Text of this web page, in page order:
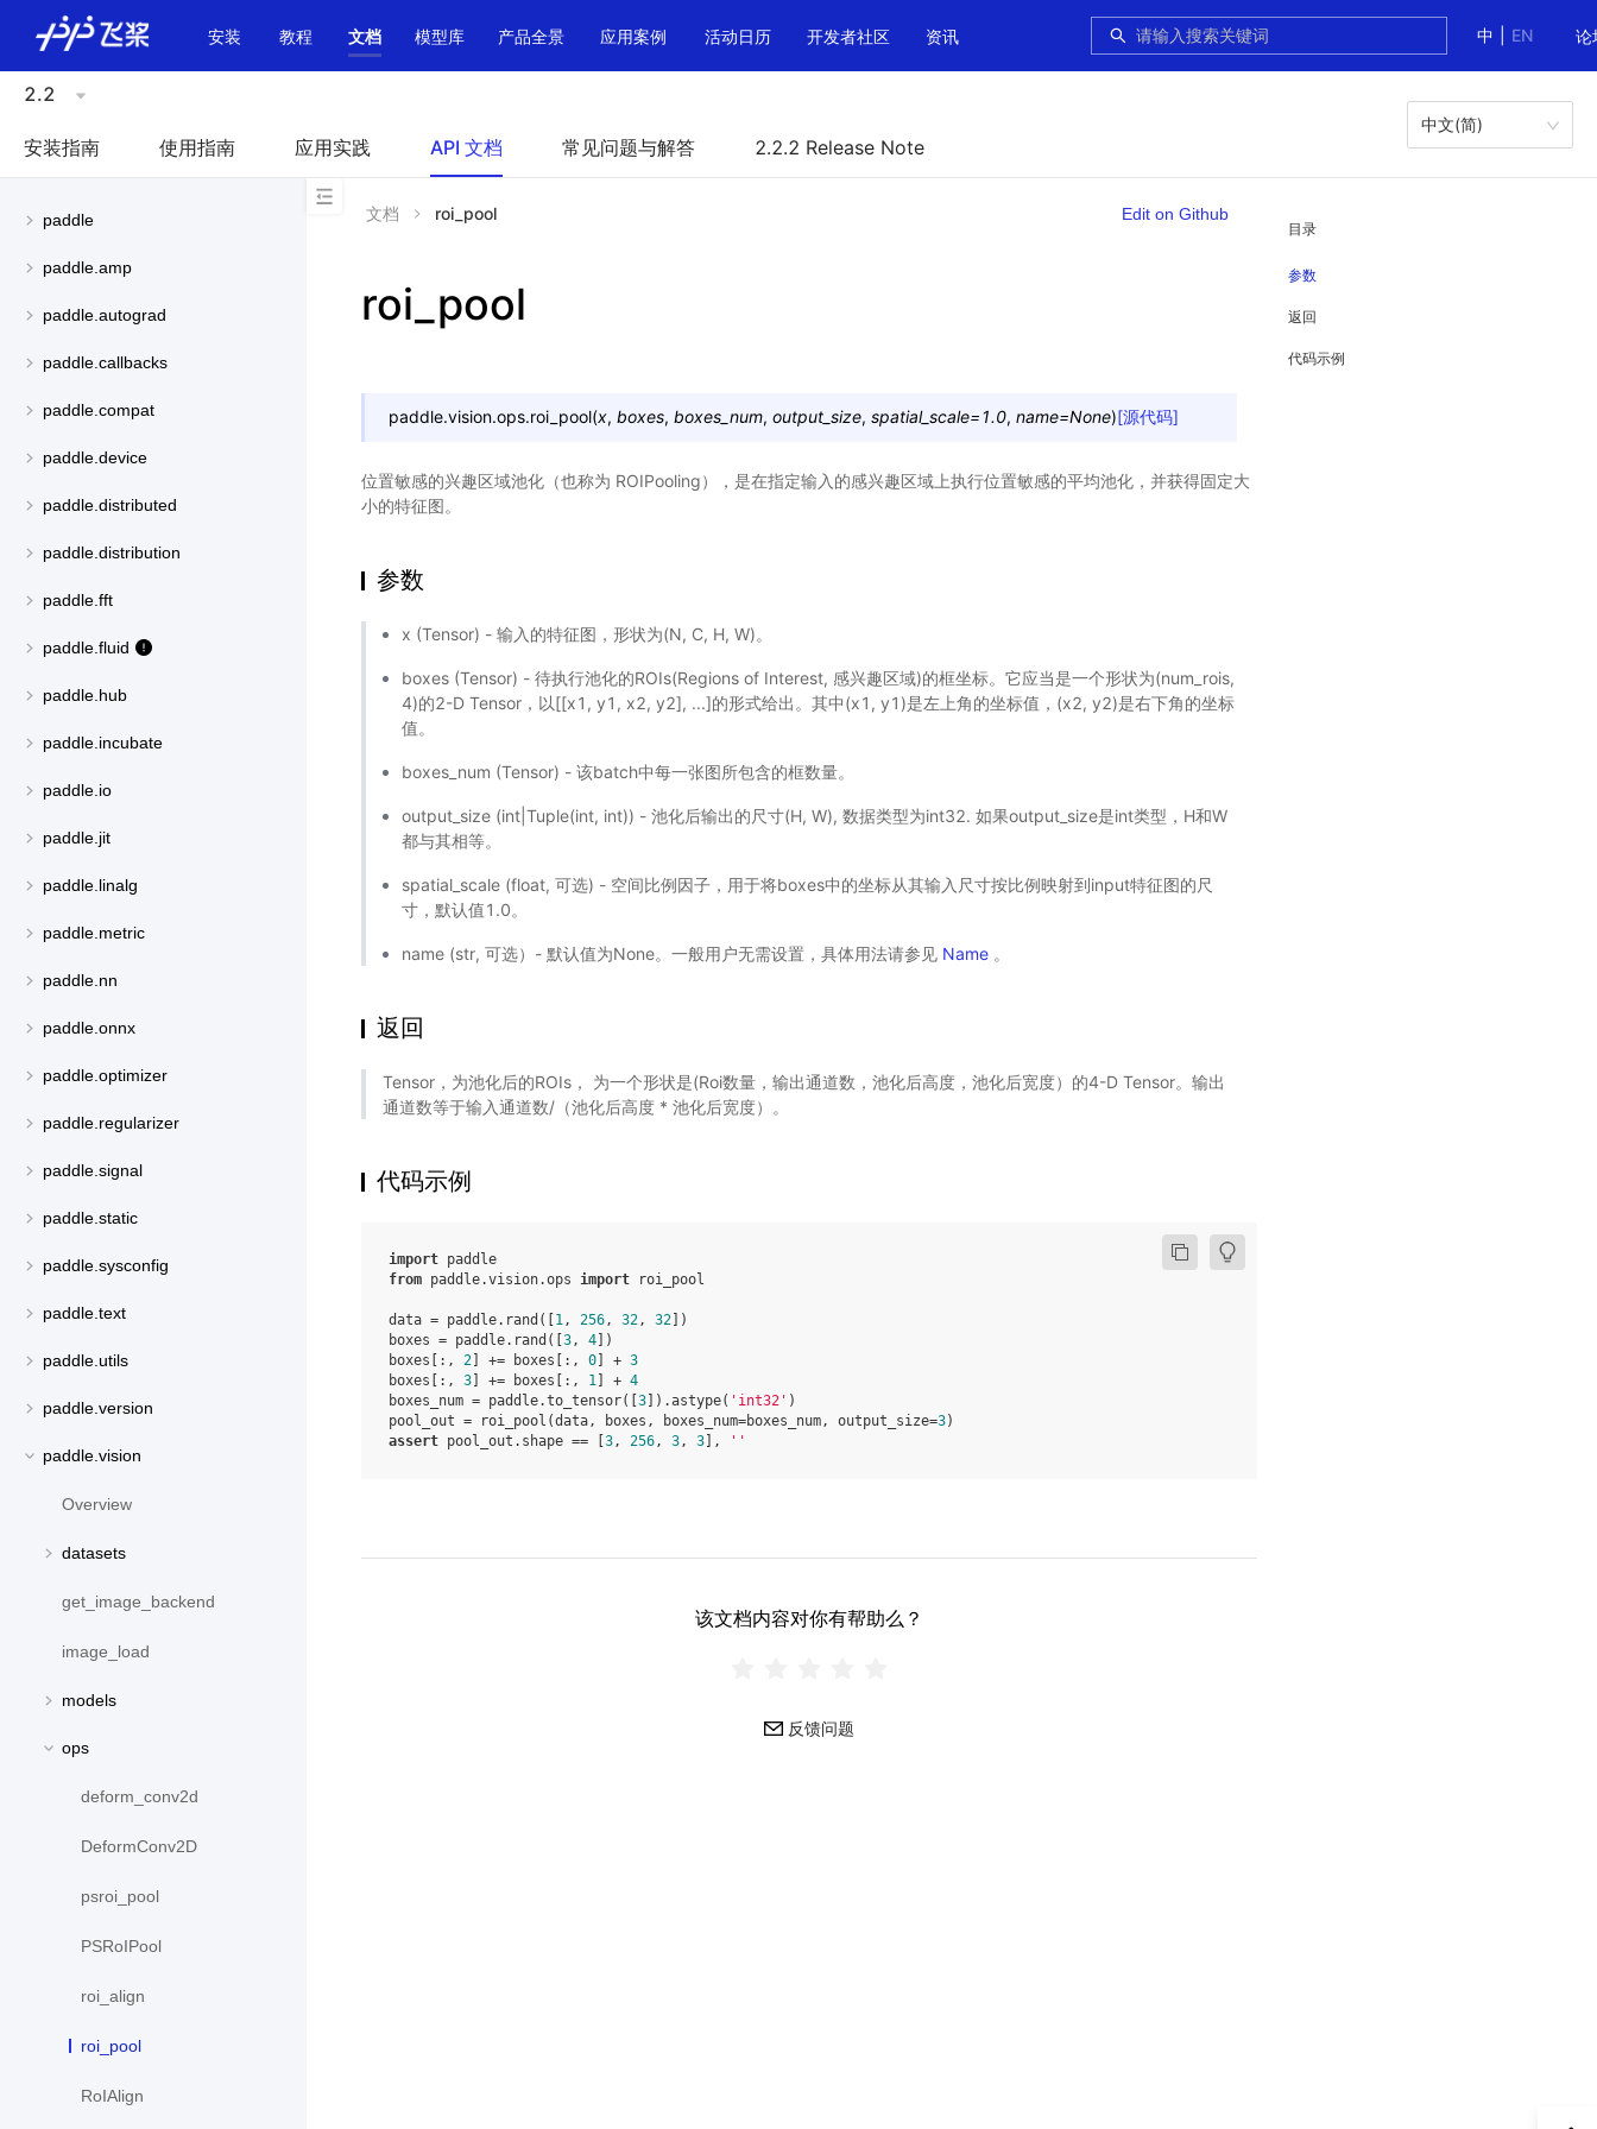
中
EN 论
安装 教程 文档 模型库 产品全景 应用案例 活动日历 开发者社区 资讯
2.2
安装指南 使用指南 应用实践 API 文档 常见问题与解答 2.2.2 Release Note
中文(简)
paddle
paddle.amp
paddle.autograd
paddle.callbacks
paddle.compat
paddle.device
paddle.distributed
paddle.distribution
paddle.fft
paddle.fluid
paddle.hub
paddle.incubate
paddle.io
paddle.jit
paddle.linalg
paddle.metric
paddle.nn
paddle.onnx
paddle.optimizer
paddle.regularizer
paddle.signal
paddle.static
paddle.sysconfig
paddle.text
paddle.utils
paddle.version
paddle.vision
Overview
datasets
get_image_backend
image_load
models
ops
deform_conv2d
DeformConv2D
psroi_pool
PSRoIPool
roi_align
roi_pool
RoIAlign
目录
参数
返回
代码示例
文档 roi_pool Edit on Github
roi_pool
paddle.vision.ops.roi_pool(x, boxes, boxes_num, output_size, spatial_scale=1.0, name=None)[源代码]
位置敏感的兴趣区域池化（也称为 ROIPooling），是在指定输入的感兴趣区域上执行位置敏感的平均池化，并获得固定大
小的特征图。
参数
x (Tensor) - 输入的特征图，形状为(N, C, H, W)。
boxes (Tensor) - 待执行池化的ROIs(Regions of Interest, 感兴趣区域)的框坐标。它应当是一个形状为(num_rois,
4)的2-D Tensor，以[[x1, y1, x2, y2], ...]的形式给出。其中(x1, y1)是左上角的坐标值，(x2, y2)是右下角的坐标
值。
boxes_num (Tensor) - 该batch中每一张图所包含的框数量。
output_size (int|Tuple(int, int)) - 池化后输出的尺寸(H, W), 数据类型为int32. 如果output_size是int类型，H和W
都与其相等。
spatial_scale (float, 可选) - 空间比例因子，用于将boxes中的坐标从其输入尺寸按比例映射到input特征图的尺
寸，默认值1.0。
name (str, 可选）- 默认值为None。一般用户无需设置，具体用法请参见 Name 。
返回
Tensor，为池化后的ROIs， 为一个形状是(Roi数量，输出通道数，池化后高度，池化后宽度）的4-D Tensor。输出
通道数等于输入通道数/（池化后高度 * 池化后宽度）。
代码示例
import paddle
from paddle.vision.ops import roi_pool
data = paddle. rand ([ 1, 256, 32, 32 ])
boxes = paddle. rand ([ 3, 4 ])
boxes [:, 2 += boxes [:, 0 + 3
boxes [:, 3 += boxes [:, 1 + 4
boxes_num = paddle.to_tensor([ 3 ]) .astype( 'int32' )
pool_out = roi_pool (data, boxes , boxes_num=boxes_num, output_size=3)
assert pool_out . shape == 3, 256, 3, 3 ], ''
该文档内容对你有帮助么？
反馈问题